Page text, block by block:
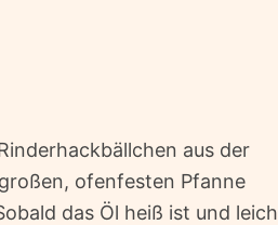
aus der
ofenfesten Pfanne
das Öl heiß ist und